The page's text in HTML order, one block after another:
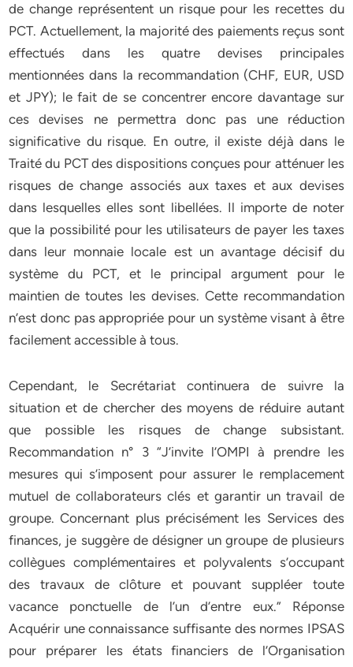
de change représentent un risque pour les recettes du
PCT. Actuellement, la majorité des paiements reçus sont
effectués dans les quatre devises principales
mentionnées dans la recommandation (CHF, EUR, USD
et JPY); le fait de se concentrer encore davantage sur
ces devises ne permettra donc pas une réduction
significative du risque. En outre, il existe déjà dans le
Traité du PCT des dispositions conçues pour atténuer les
risques de change associés aux taxes et aux devises
dans lesquelles elles sont libellées. Il importe de noter
que la possibilité pour les utilisateurs de payer les taxes
dans leur monnaie locale est un avantage décisif du
système du PCT, et le principal argument pour le
maintien de toutes les devises. Cette recommandation
n’est donc pas appropriée pour un système visant à être
facilement accessible à tous.
Cependant, le Secrétariat continuera de suivre la
situation et de chercher des moyens de réduire autant
que possible les risques de change subsistant.
Recommandation n° 3 “J’invite l’OMPI à prendre les
mesures qui s’imposent pour assurer le remplacement
mutuel de collaborateurs clés et garantir un travail de
groupe. Concernant plus précisément les Services des
finances, je suggère de désigner un groupe de plusieurs
collègues complémentaires et polyvalents s’occupant
des travaux de clôture et pouvant suppléer toute
vacance ponctuelle de l’un d’entre eux.” Réponse
Acquérir une connaissance suffisante des normes IPSAS
pour préparer les états financiers de l’Organisation